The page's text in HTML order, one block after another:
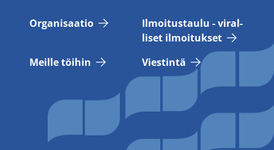
Or­ga­ni­saa­tio
Il­moi­tus­tau­lu - vi­ral­
li­set il­moi­tuk­set
Meil­le töi­hin
Vies­tin­tä